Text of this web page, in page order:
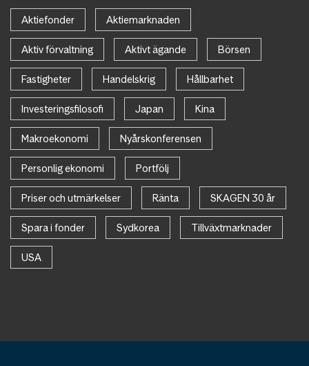
Aktiefonder Aktiemarknaden
Aktiv förvaltning Aktivt ägande Börsen
Fastigheter Handelskrig Hållbarhet
Investeringsfilosofi Japan Kina
Makroekonomi Nyårskonferensen
Personlig ekonomi Portfölj
Priser och utmärkelser Ränta SKAGEN 30 år
Spara i fonder Sydkorea Tillväxtmarknader
USA